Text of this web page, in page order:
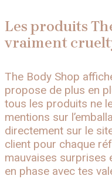
Les produits
vraiment
The Body Shop
propose de plus en
tous les produits ne
mentions sur
directement sur le
client pour chaque
mauvaises surprises
en phase avec tes